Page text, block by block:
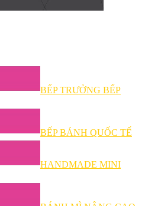
BẾP TRƯỞNG BẾP
BẾP BÁNH QUỐC TẾ
HANDMADE MINI